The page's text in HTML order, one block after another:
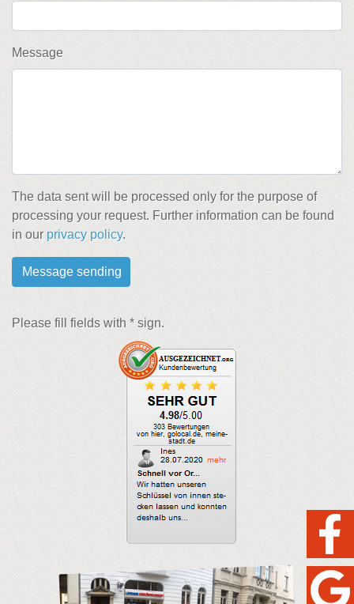
Message
The data sent will be processed only for the purpose of
processing your request. Further information can be found
in our privacy policy.
Please fill fields with * sign.